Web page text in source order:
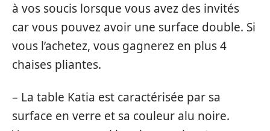
à vos soucis lorsque vous avez des invités
car vous pouvez avoir une surface double. Si
vous l’achetez, vous gagnerez en plus 4
chaises pliantes.
– La table Katia est caractérisée par sa
surface en verre et sa couleur alu noire.